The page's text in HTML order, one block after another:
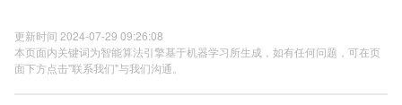
更新时间 2024-07-29 09:26:08
本页面内关键词为智能算法引擎基于机器学习所生成，如有任何问题，可在页
面下方点击"联系我们"与我们沟通。